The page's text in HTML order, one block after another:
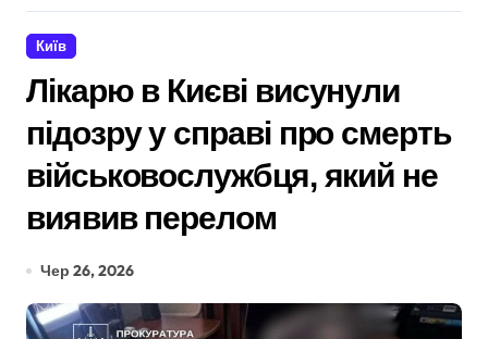
Київ
Лікарю в Києві висунули
підозру у справі про смерть
військовослужбця, який не
виявив перелом
Чер 26, 2026